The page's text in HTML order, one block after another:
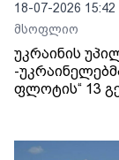
18-07-2026 15:42
მსოფლიო
უკრაინის
-
ფლოტის“ 13